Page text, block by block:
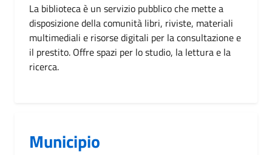
La biblioteca è un servizio pubblico che mette a
disposizione della comunità libri, riviste, materiali
multimediali e risorse digitali per la consultazione e
il prestito. Offre spazi per lo studio, la lettura e la
ricerca.
Municipio